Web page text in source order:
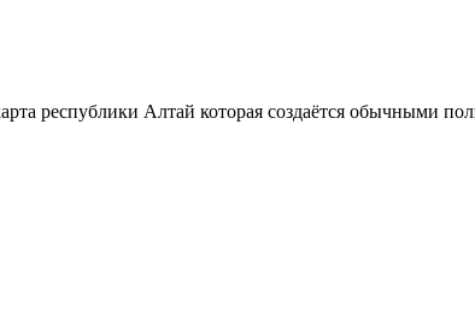
республики Алтай которая создаётся обычными